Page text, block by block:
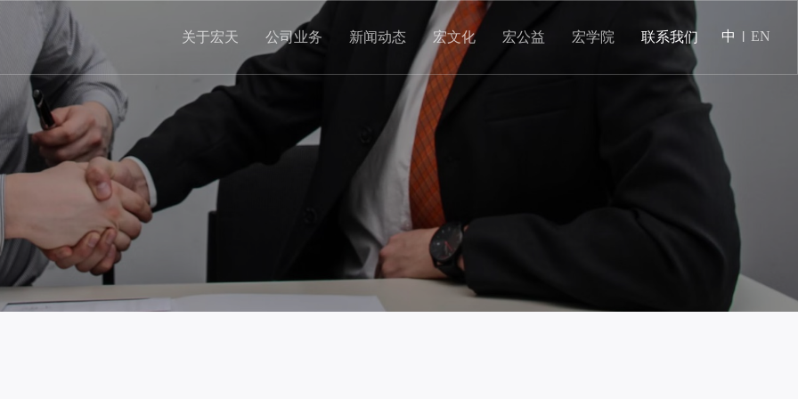
中 EN
关于宏天 公司业务 新闻动态 宏文化 宏公益 宏学院 联系我们